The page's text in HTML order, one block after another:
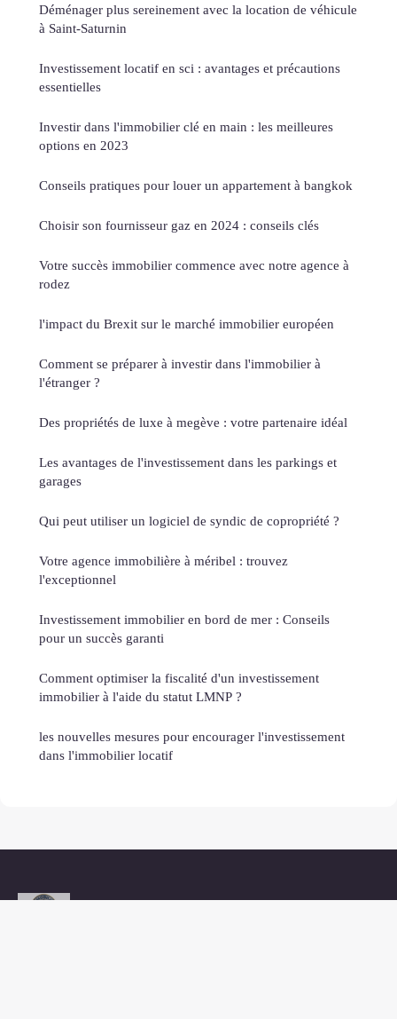
Déménager plus sereinement avec la location de véhicule
à Saint-Saturnin
Investissement locatif en sci : avantages et précautions
essentielles
Investir dans l'immobilier clé en main : les meilleures
options en 2023
Conseils pratiques pour louer un appartement à bangkok
Choisir son fournisseur gaz en 2024 : conseils clés
Votre succès immobilier commence avec notre agence à
rodez
l'impact du Brexit sur le marché immobilier européen
Comment se préparer à investir dans l'immobilier à
l'étranger ?
Des propriétés de luxe à megève : votre partenaire idéal
Les avantages de l'investissement dans les parkings et
garages
Qui peut utiliser un logiciel de syndic de copropriété ?
Votre agence immobilière à méribel : trouvez
l'exceptionnel
Investissement immobilier en bord de mer : Conseils
pour un succès garanti
Comment optimiser la fiscalité d'un investissement
immobilier à l'aide du statut LMNP ?
les nouvelles mesures pour encourager l'investissement
dans l'immobilier locatif